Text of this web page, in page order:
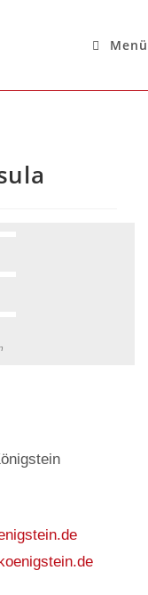
Menü